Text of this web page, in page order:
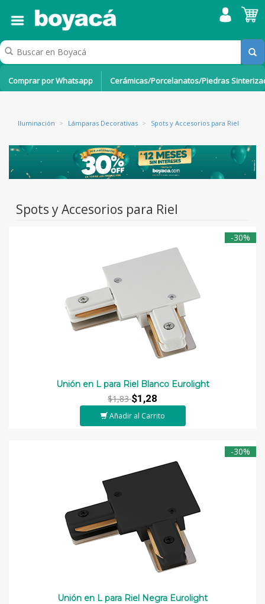
Comprar por Whatsapp Cerámicas/Porcelanatos/Piedras
Iluminación > Lámparas Decorativas > Spots y Accesorios para Riel
Spots y Accesorios para Riel
-30%
Unión en L para Riel Blanco Eurolight
$1,83$1,28
Añadir al Carrito
-30%
Unión en L para Riel Negra Eurolight